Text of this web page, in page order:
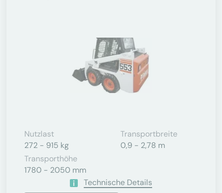
Nutzlast
272 - 915 kg
Transportbreite
0,9 - 2,78 m
Transporthöhe
1780 - 2050 mm
Technische Details